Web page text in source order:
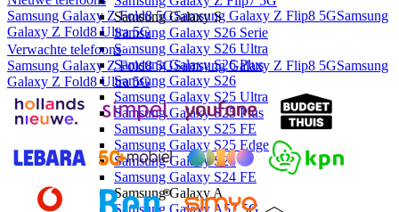
Samsung Galaxy S
Samsung Galaxy S26 Serie
Samsung Galaxy S26 Ultra
Samsung Galaxy S26 Plus
Samsung Galaxy S26
Samsung Galaxy S25 Ultra
Samsung Galaxy S25 Plus
Samsung Galaxy S25 FE
Samsung Galaxy S25 Edge
Samsung Galaxy S25
Samsung Galaxy S24 FE
Samsung Galaxy A
Samsung Galaxy A57 5G
Samsung Galaxy Z Fold8 5GSamsung Galaxy Z Flip8 5GSamsung
Galaxy Z Fold8 Ultra 5G
Verwachte telefoons
Samsung Galaxy Z Fold8 5GSamsung Galaxy Z Flip8 5GSamsung
Galaxy Z Fold8 Ultra 5G